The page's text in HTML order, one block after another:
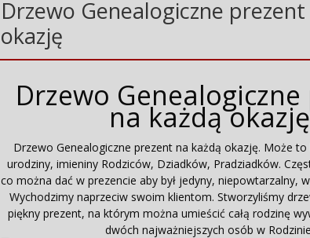
Drzewo Genealogiczne
okazję
Drzewo
na każdą okazję
Drzewo Genealogiczne prezent na każdą okazję. Może to
urodziny, imieniny Rodziców, Dziadków, Pradziadków.
co można dać w prezencie aby był jedyny, niepowtarzalny,
Wychodzimy naprzeciw swoim klientom. Stworzyliśmy
piękny prezent, na którym można umieścić całą rodzinę
dwóch najważniejszych osób w